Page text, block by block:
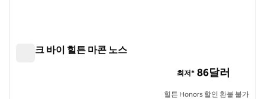
스파크 바이 힐튼 마콘 노스
최저* 86달러
힐튼 Honors 할인 환불 불가